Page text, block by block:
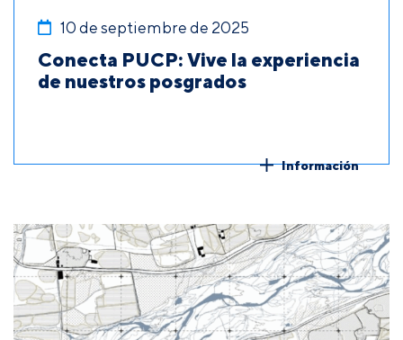
10 de septiembre de 2025
Conecta PUCP: Vive la experiencia
de nuestros posgrados
Información